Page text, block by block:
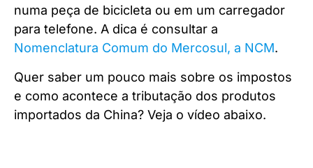
numa peça de bicicleta ou em um carregador
para telefone. A dica é consultar a
Nomenclatura Comum do Mercosul, a NCM.
Quer saber um pouco mais sobre os impostos
e como acontece a tributação dos produtos
importados da China? Veja o vídeo abaixo.